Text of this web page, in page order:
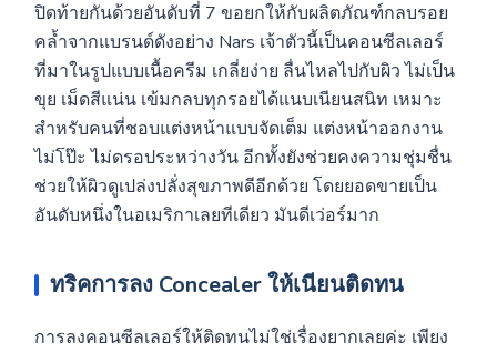
ปิดท้ายกันด้วยอันดับที่ 7 ขอยกให้กับผลิตภัณฑ์กลบรอย
คล้ำจากแบรนด์ดังอย่าง Nars เจ้าตัวนี้เป็นคอนซีลเลอร์
ที่มาในรูปแบบเนื้อครีม เกลี่ยง่าย ลื่นไหลไปกับผิว ไม่เป็น
ขุย เม็ดสีแน่น เข้มกลบทุกรอยได้แนบเนียนสนิท เหมาะ
สำหรับคนที่ชอบแต่งหน้าแบบจัดเต็ม แต่งหน้าออกงาน
ไม่โป๊ะ ไม่ดรอประหว่างวัน อีกทั้งยังช่วยคงความชุ่มชื่น
ช่วยให้ผิวดูเปล่งปลั่งสุขภาพดีอีกด้วย โดยยอดขายเป็น
อันดับหนึ่งในอเมริกาเลยทีเดียว มันดีเว่อร์มาก
ทริคการลง Concealer ให้เนียนติดทน
การลงคอนซีลเลอร์ให้ติดทนไม่ใช่เรื่องยากเลยค่ะ เพียง